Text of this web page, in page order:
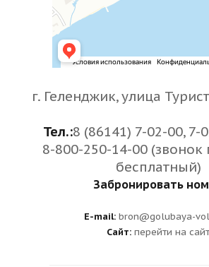
г. Геленджик, улица
Тел.:8 (86141) 7-02-00, 7-
8-800-250-14-00 (звонок
бесплатный)
Забронировать
E-mail: bron@golubaya-
Сайт: перейти на сайт